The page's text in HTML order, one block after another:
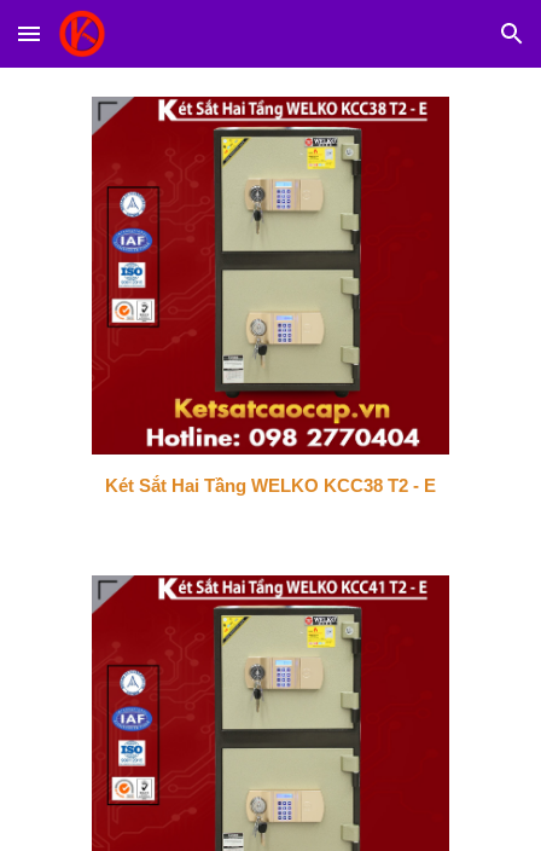
Skip to main content Skip to navigation
Két Sắt Hai Tầng WELKO KCC38 T2 - E